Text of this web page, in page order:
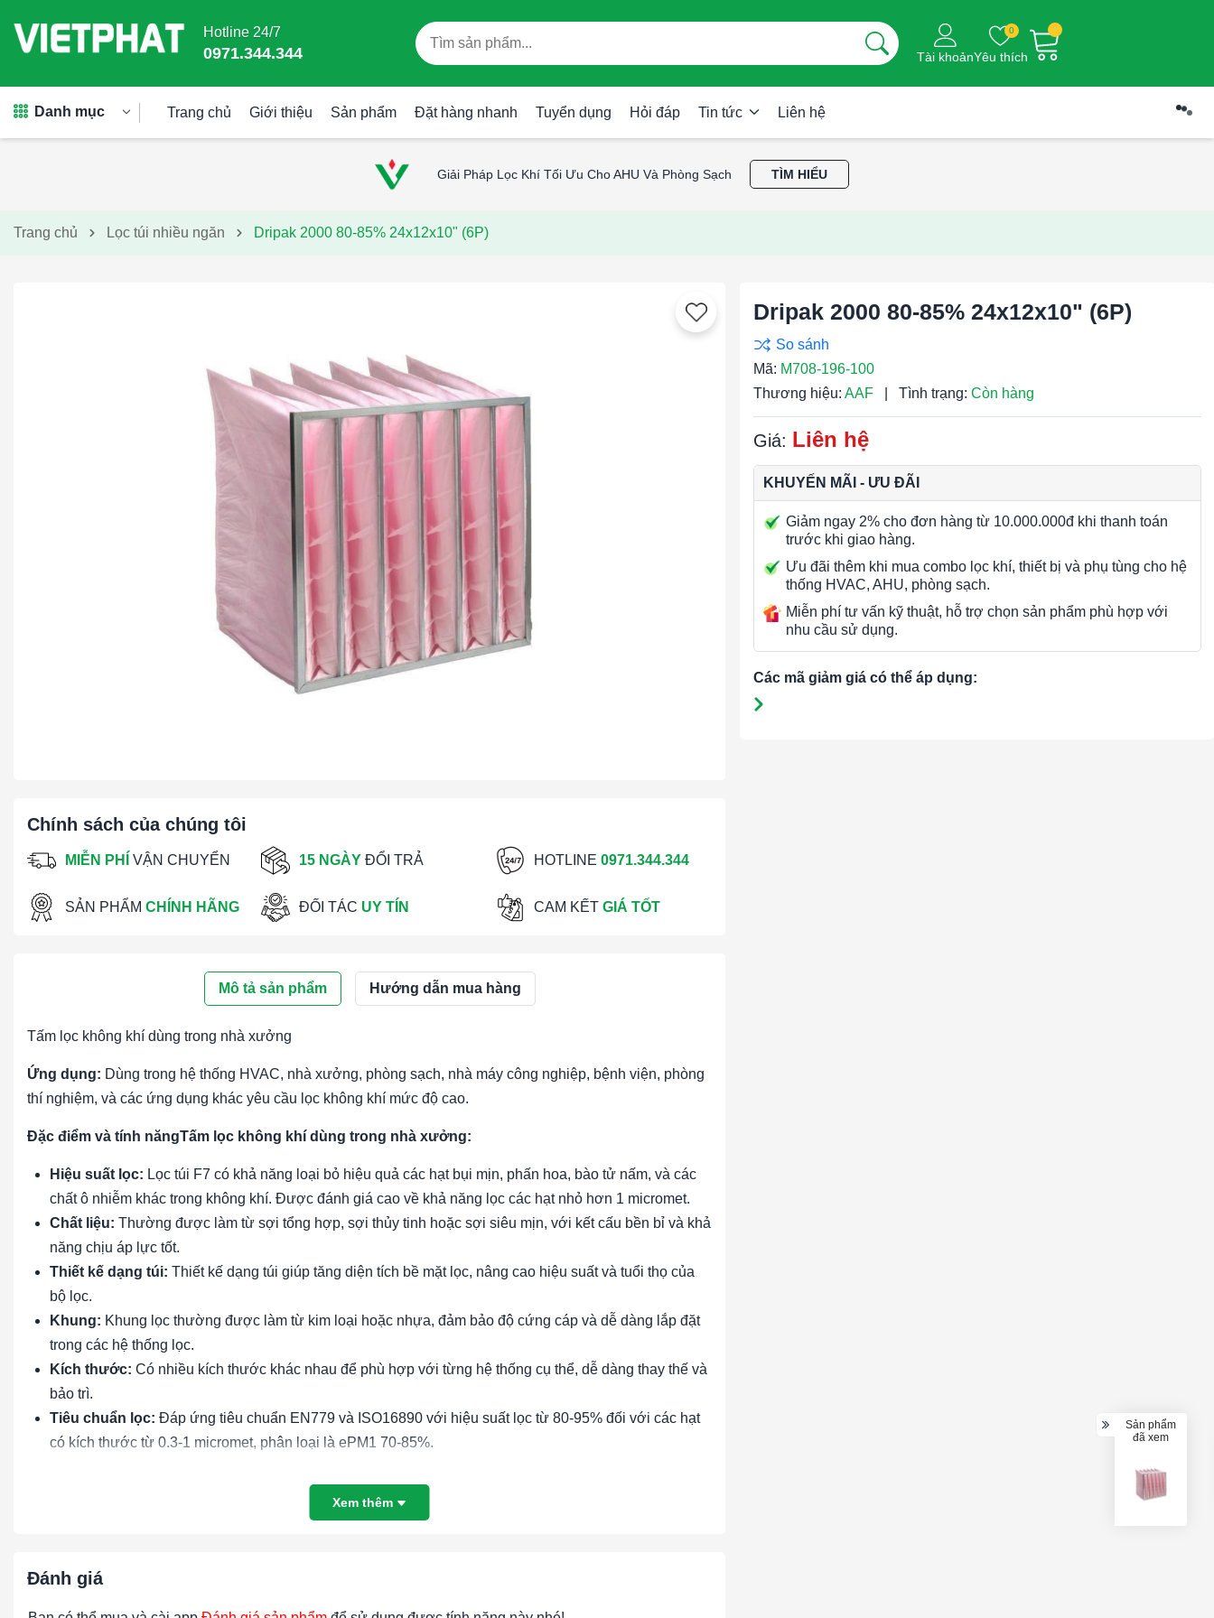
Hotline 24/7
0971.344.344 Tài khoản
0
Yêu thích
Danh mục Trang chủ Giới thiệu Sản phẩm Đặt hàng nhanh Tuyển dụng Hỏi đáp Tin tức Liên hệ
Giải Pháp Lọc Khí Tối Ưu Cho AHU Và Phòng Sạch TÌM HIỂU
Trang chủ Lọc túi nhiều ngăn Dripak 2000 80-85% 24x12x10" (6P)
Chính sách của chúng tôi
MIỄN PHÍ VẬN CHUYỂN 15 NGÀY ĐỔI TRẢ HOTLINE 0971.344.344
SẢN PHẨM CHÍNH HÃNG ĐỐI TÁC UY TÍN CAM KẾT GIÁ TỐT
Mô tả sản phẩm Hướng dẫn mua hàng
Tấm lọc không khí dùng trong nhà xưởng
Ứng dụng: Dùng trong hệ thống HVAC, nhà xưởng, phòng sạch, nhà máy công nghiệp, bệnh viện, phòng
thí nghiệm, và các ứng dụng khác yêu cầu lọc không khí mức độ cao.
Đặc điểm và tính năngTấm lọc không khí dùng trong nhà xưởng:
Hiệu suất lọc: Lọc túi F7 có khả năng loại bỏ hiệu quả các hạt bụi mịn, phấn hoa, bào tử nấm, và các
chất ô nhiễm khác trong không khí. Được đánh giá cao về khả năng lọc các hạt nhỏ hơn 1 micromet.
Chất liệu: Thường được làm từ sợi tổng hợp, sợi thủy tinh hoặc sợi siêu mịn, với kết cấu bền bỉ và khả
năng chịu áp lực tốt.
Thiết kế dạng túi: Thiết kế dạng túi giúp tăng diện tích bề mặt lọc, nâng cao hiệu suất và tuổi thọ của
bộ lọc.
Khung: Khung lọc thường được làm từ kim loại hoặc nhựa, đảm bảo độ cứng cáp và dễ dàng lắp đặt
trong các hệ thống lọc.
Kích thước: Có nhiều kích thước khác nhau để phù hợp với từng hệ thống cụ thể, dễ dàng thay thế và
bảo trì.
Tiêu chuẩn lọc: Đáp ứng tiêu chuẩn EN779 và ISO16890 với hiệu suất lọc từ 80-95% đối với các hạt
có kích thước từ 0.3-1 micromet, phân loại là ePM1 70-85%.
Loại bỏ các hạt bụi mịn và các chất ô nhiễm trong không khí, đảm
dài tuổi thọ của toàn bộ hệ thống lọc.
Xem thêm
Đánh giá
Dripak 2000 80-85% 24x12x10" (6P)
Mã: M708-196-100
Thương hiệu: AAF Tình trạng: Còn hàng
Giá: Liên hệ
KHUYẾN MÃI - ƯU ĐÃI
Giảm ngay 2% cho đơn hàng từ 10.000.000đ khi thanh toán
trước khi giao hàng.
Ưu đãi thêm khi mua combo lọc khí, thiết bị và phụ tùng cho hệ
thống HVAC, AHU, phòng sạch.
Miễn phí tư vấn kỹ thuật, hỗ trợ chọn sản phẩm phù hợp với
nhu cầu sử dụng.
Các mã giảm giá có thể áp dụng:
Sản phẩm
đã xem